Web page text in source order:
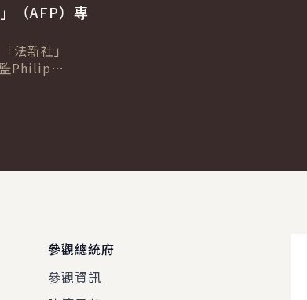
（AFP）專
法新社」
監Philip
參觀總統府
參觀資訊